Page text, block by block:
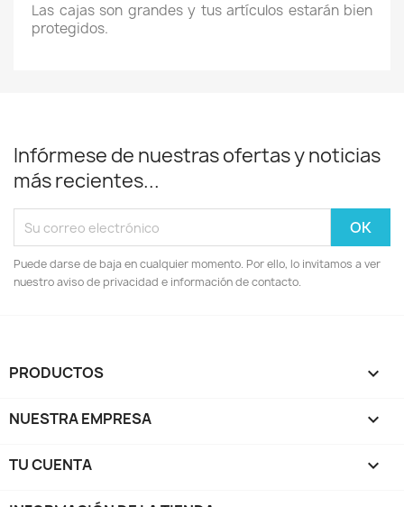
Las cajas son grandes y tus artículos estarán bien
protegidos.
Infórmese de nuestras ofertas y noticias
más recientes...
Puede darse de baja en cualquier momento. Por ello, lo invitamos a ver
nuestro aviso de privacidad e información de contacto.
PRODUCTOS 
NUESTRA EMPRESA 
TU CUENTA 